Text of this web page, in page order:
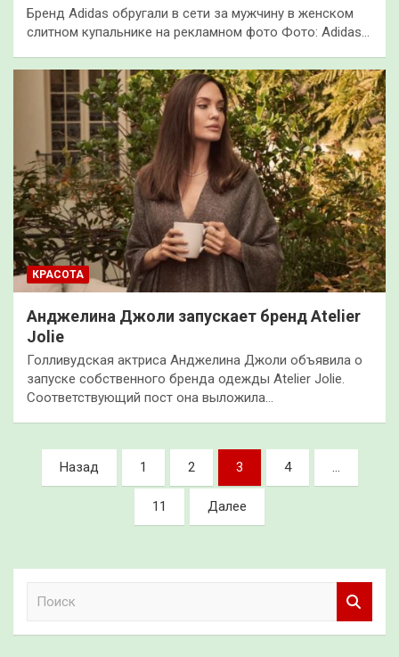
Бренд Adidas обругали в сети за мужчину в женском
слитном купальнике на рекламном фото Фото: Adidas…
КРАСОТА
Анджелина Джоли запускает бренд Atelier
Jolie
Голливудская актриса Анджелина Джоли объявила о
запуске собственного бренда одежды Atelier Jolie.
Соответствующий пост она выложила…
Пагинация
записей
Назад 1 2 3 4 …
11 Далее